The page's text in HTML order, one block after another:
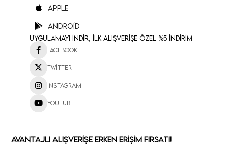
Apple
Android
Uygulamayı İndir, İlk Alışverişe Özel %5 İndirim
Facebook
Twitter
Instagram
Youtube
Avantajlı Alışverişe Erken Erişim Fırsatı!